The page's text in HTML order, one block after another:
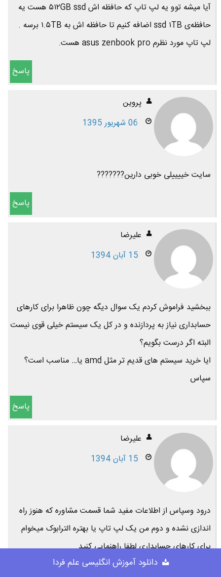
آیا میشه توو یه لپ تاپ که حافظه اش ۵۱۲GB ssd هست یه
حافظه‌ی ssd ۱TB اضافه کنیم تا حافظه اش به ۱.۵TB برسه .
لپ تاپ مورد نظرم asus zenbook pro هست.
پاسخ
پروين
06 شهریور 1395
سایت خییییلى خوبى دارین???????
پاسخ
عليرضا
15 آبان 1394
ببخشید فراموش کردم یک سوال دیگه چون ظاهرا برای کارهای
حسابداری نیاز به پردازنده و در کل یک سیستم خیلی قوی نیست
البته اگر درست بگویم؟
ایا خرید سیستم های قدیم تر مثل amd یا… مناسب است؟
سپاس
پاسخ
عليرضا
15 آبان 1394
درود وسپاس از اطلاعات مفید شما قسمت مشاوره که هنوز راه
اندازی نشده و دوم من یک لپ تاپ یا بهتره الترابوک میخوام
برای کارهای حسابداری لطفا راهنمایی کنید
دانلود آموزش انگلیسی علم فردا